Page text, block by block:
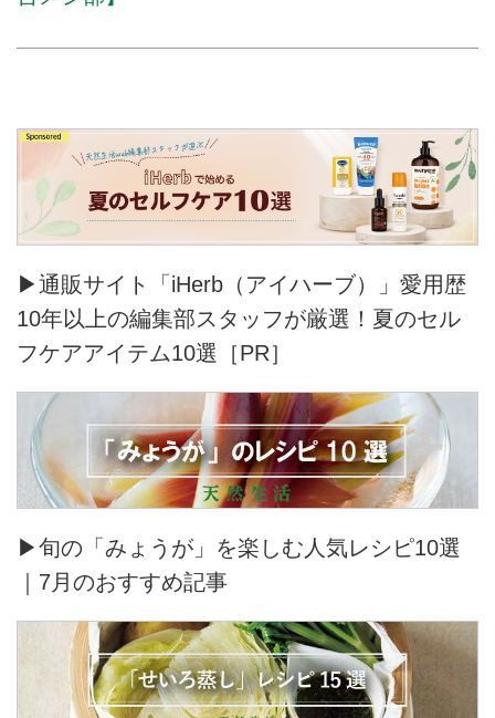
▶通販サイト「iHerb（アイハーブ）」愛用歴
10年以上の編集部スタッフが厳選！夏のセル
フケアアイテム10選［PR］
▶旬の「みょうが」を楽しむ人気レシピ10選
｜7月のおすすめ記事